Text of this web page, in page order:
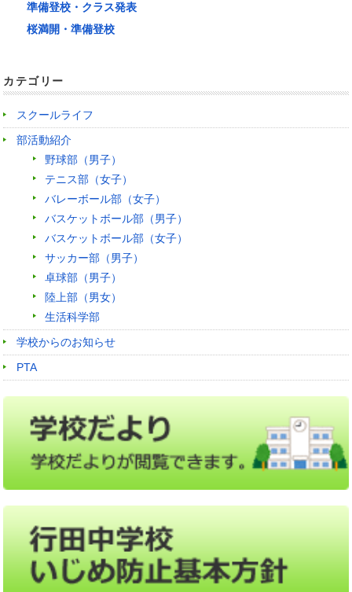
準備登校・クラス発表
桜満開・準備登校
カテゴリー
スクールライフ
部活動紹介
野球部（男子）
テニス部（女子）
バレーボール部（女子）
バスケットボール部（男子）
バスケットボール部（女子）
サッカー部（男子）
卓球部（男子）
陸上部（男女）
生活科学部
学校からのお知らせ
PTA